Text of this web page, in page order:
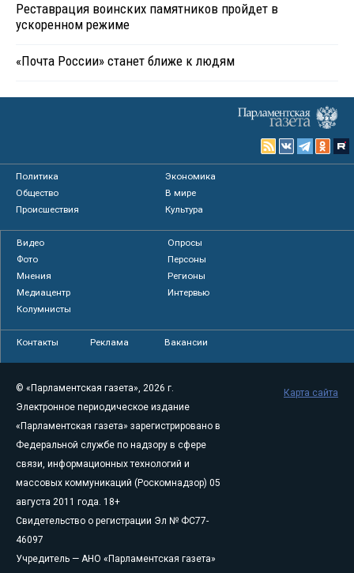
Реставрация воинских памятников пройдет в
ускоренном режиме
«Почта России» станет ближе к людям
Политика
Экономика
Общество
В мире
Происшествия
Культура
Видео
Опросы
Фото
Персоны
Мнения
Регионы
Медиацентр
Интервью
Колумнисты
Контакты Реклама Вакансии
© «Парламентская газета», 2026 г.
Электронное периодическое издание
«Парламентская газета» зарегистрировано в
Федеральной службе по надзору в сфере
связи, информационных технологий и
массовых коммуникаций (Роскомнадзор) 05
августа 2011 года. 18+
Свидетельство о регистрации Эл № ФС77-
46097
Учредитель — АНО «Парламентская газета»
Карта сайта